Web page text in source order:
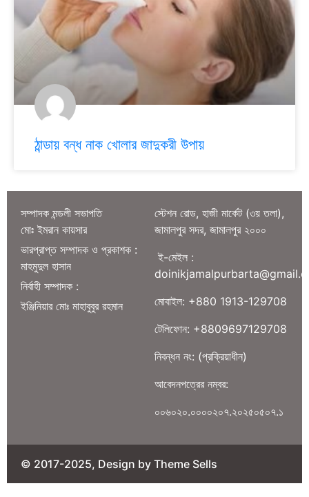
ঠান্ডায় বন্ধ নাক খোলার জাদুকরী উপায়
সম্পাদক মন্ডলী সভাপতি
মোঃ ইমরান কায়সার
ভারপ্রাপ্ত সম্পাদক ও প্রকাশক :
মাহমুদুল হাসান
নির্বাহী সম্পাদক :
ইঞ্জিনিয়ার মোঃ মাহাবুবুর রহমান
স্টেশন রোড, হাজী মার্কেট (৩য় তলা),
জামালপুর সদর, জামালপুর ২০০০
ই-মেইল :
মোবাইল: +880 1913-129708
টেলিফোন: +8809697129708
নিবন্ধন নং: (প্রক্রিয়াধীন)
আবেদনপত্রের নম্বর:
০০৬০২০.০০০০২০৭.২০২৫০৫০৭.১
© 2017-2025, Design by Theme Sells